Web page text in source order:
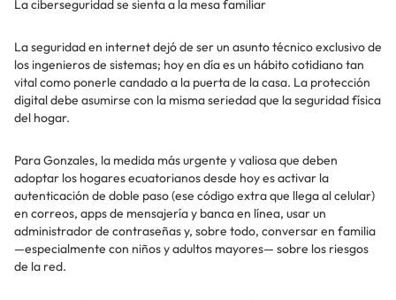
La ciberseguridad se sienta a la mesa familiar
La seguridad en internet dejó de ser un asunto técnico exclusivo de
los ingenieros de sistemas; hoy en día es un hábito cotidiano tan
vital como ponerle candado a la puerta de la casa. La protección
digital debe asumirse con la misma seriedad que la seguridad física
del hogar.
Para Gonzales, la medida más urgente y valiosa que deben
adoptar los hogares ecuatorianos desde hoy es activar la
autenticación de doble paso (ese código extra que llega al celular)
en correos, apps de mensajería y banca en línea, usar un
administrador de contraseñas y, sobre todo, conversar en familia
—especialmente con niños y adultos mayores— sobre los riesgos
de la red.